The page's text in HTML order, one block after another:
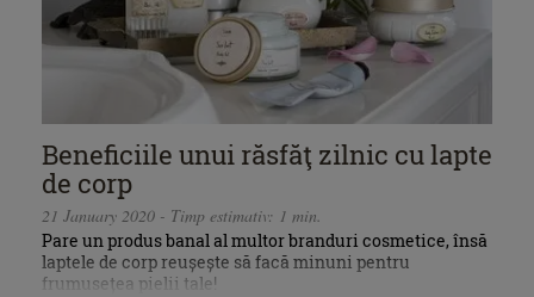
Beneficiile unui răsfăţ zilnic cu lapte
de corp
21 January 2020 - Timp estimativ: 1 min.
Pare un produs banal al multor branduri cosmetice, însă
laptele de corp reușește să facă minuni pentru
frumusețea pielii tale!